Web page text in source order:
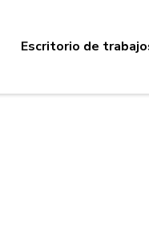
Escritorio de